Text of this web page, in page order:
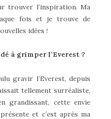
trouver l’inspiration. Ma
fois et je trouve de
idées !
à grimper l’Everest ?
gravir l’Everest, depuis
tellement surréaliste,
grandissant, cette envie
et c’est après ma